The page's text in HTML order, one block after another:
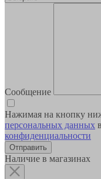
Сообщение
Нажимая на кнопку
персональных данных
конфиденциальности
Наличие в магазинах